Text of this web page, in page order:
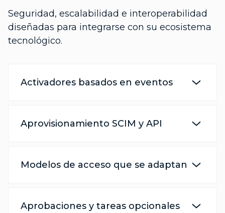
Seguridad, escalabilidad e interoperabilidad
diseñadas para integrarse con su ecosistema
tecnológico.
Activadores basados en eventos
Aprovisionamiento SCIM y API
Modelos de acceso que se adaptan
Aprobaciones y tareas opcionales